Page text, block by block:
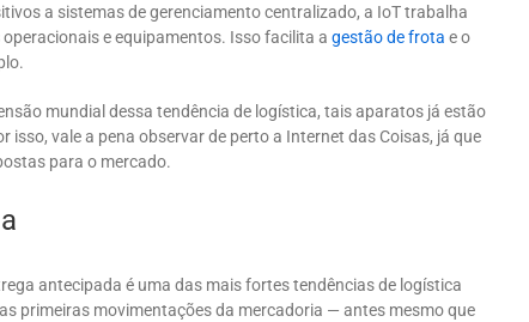
a sistemas de gerenciamento centralizado, a IoT trabalha
e equipamentos. Isso facilita a gestão de frota e o
mundial dessa tendência de logística, tais aparatos já estão
isso, vale a pena observar de perto a Internet das Coisas, já que
para o mercado.
antecipada é uma das mais fortes tendências de logística
primeiras movimentações da mercadoria — antes mesmo que